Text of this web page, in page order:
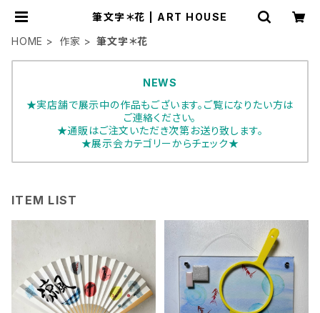
筆文字＊花 | ART HOUSE
HOME
作家 筆文字＊花
NEWS
★実店舗で展示中の作品もございます。ご覧になりたい方は
ご連絡ください。
★通販はご注文いただき次第お送り致します。
★展示会カテゴリーからチェック★
ITEM LIST